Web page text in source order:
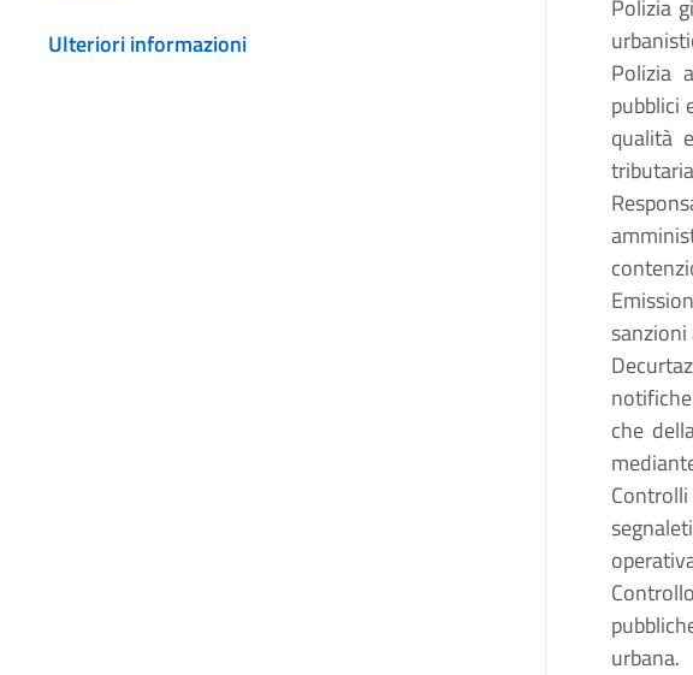
Ulteriori informazioni
Polizia
Polizia
pubblici
qualità
sanzioni
che
urbana.